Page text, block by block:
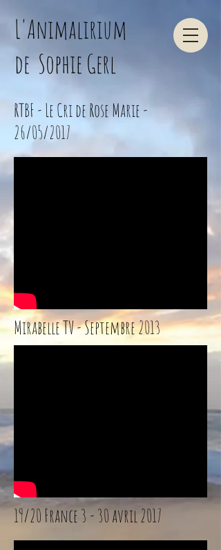
L'Animalirium
de Sophie Gerl
RTBF - Le Cri de Rose Marie -
26/05/2017
Mirabelle TV - Septembre 2013
19/20 France 3 - 30 avril 2017